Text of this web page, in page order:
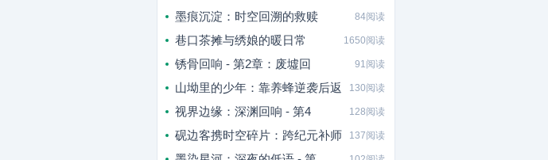
墨痕沉淀：时空回溯的救赎 84阅读
巷口茶摊与绣娘的暖日常 1650阅读
锈骨回响 - 第2章：废墟回 91阅读
山坳里的少年：靠养蜂逆袭后返 130阅读
视界边缘：深渊回响 - 第4 128阅读
砚边客携时空碎片：跨纪元补师 137阅读